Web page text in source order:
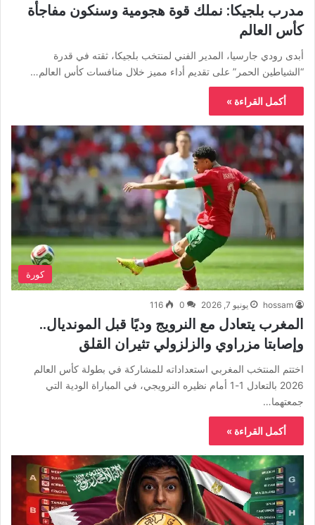
مدرب بلجيكا: نملك قوة هجومية وسنكون مفاجأة
كأس العالم
أبدى رودي جارسيا، المدير الفني لمنتخب بلجيكا، ثقته في قدرة
“الشياطين الحمر” على تقديم أداء مميز خلال منافسات كأس العالم…
أكمل القراءة »
كورة
hossam يونيو 7, 2026 0
116
المغرب يتعادل مع النرويج وديًا قبل المونديال..
وإصابتا مزراوي والزلزولي تثيران القلق
اختتم المنتخب المغربي استعداداته للمشاركة في بطولة كأس العالم
2026 بالتعادل 1-1 أمام نظيره النرويجي، في المباراة الودية التي
جمعتهما…
أكمل القراءة »